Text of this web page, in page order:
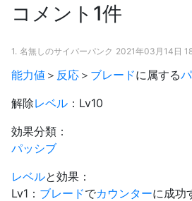
コメント1件
1. 名無しのサイバーパンク 2021年03月14日
能力値 ＞ 反応 ＞ ブレードに属する
解除レベル ：Lv10
効果分類：
パッシブ
レベルと効果：
Lv1： ブレードでカウンターに成功